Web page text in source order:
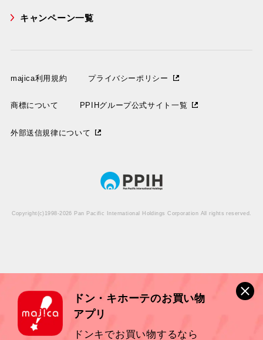
キャンペーン一覧
majica利用規約 プライバシーポリシー
商標について PPIHグループ公式サイト一覧
外部送信規律について
Copyright(c)1998-2026 Pan Pacific International Holdings Corporation All rights reserved.
ドン・キホーテのお買い物
アプリ
ドンキでお買い物するなら